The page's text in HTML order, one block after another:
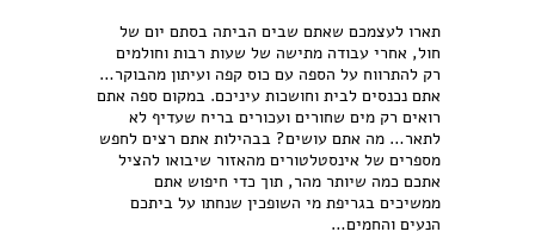
תארו לעצמכם שאתם שבים הביתה בסתם יום של
חול, אחרי עבודה מתישה של שעות רבות וחולמים
רק להתרווח על הספה עם כוס קפה ועיתון מהבוקר…
אתם נכנסים לבית וחושכות עיניכם. במקום ספה אתם
רואים רק מים שחורים ועכורים בריח שעדיף לא
לתאר… מה אתם עושים? בבהילות אתם רצים לחפש
מספרים של אינסטלטורים מהאזור שיבואו להציל
אתכם כמה שיותר מהר, תוך כדי חיפוש אתם
ממשיכים בגריפת מי השופכין שנחתו על ביתכם
הנעים והחמים…